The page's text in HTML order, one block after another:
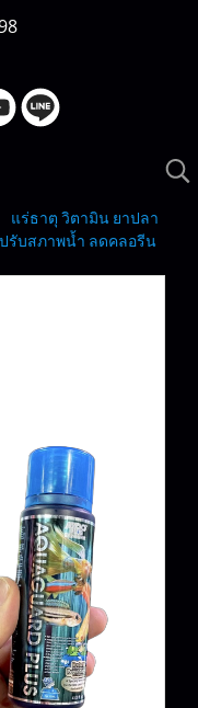
แร่ธาตุ วิตามิน ยาปลา
รับสภาพน้ำ ลดคลอรีน